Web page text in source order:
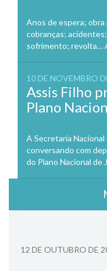
Anos de espera;
cobranças;
sofrimento; revolta…
10 DE NOVEMBRO
Assis Filho
Plano
A Secretaria
conversando com
do Plano Nacional de
12 DE OUTUBRO DE